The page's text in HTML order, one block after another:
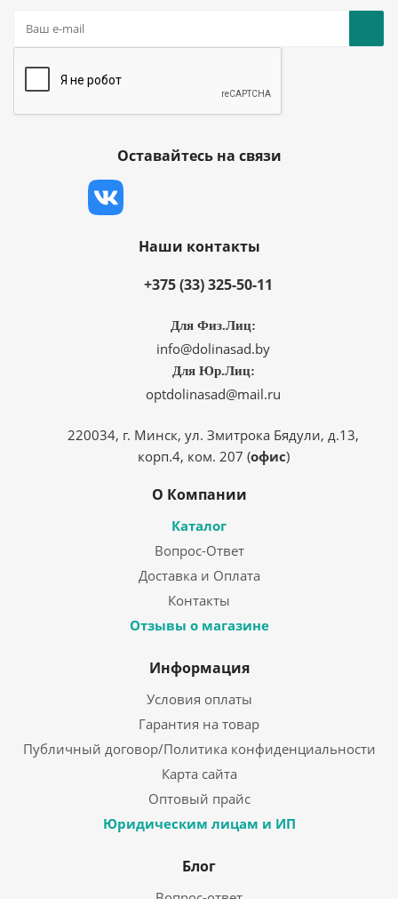
Оставайтесь на связи
Наши контакты
+375 (33) 325-50-11
Для Физ.Лиц:
info@dolinasad.by
Для Юр.Лиц:
optdolinasad@mail.ru
220034, г. Минск, ул. Змитрока Бядули, д.13,
корп.4, ком. 207 (офис)
О Компании
Каталог
Вопрос-Ответ
Доставка и Оплата
Контакты
Отзывы о магазине
Информация
Условия оплаты
Гарантия на товар
Публичный договор/Политика конфиденциальности
Карта сайта
Оптовый прайс
Юридическим лицам и ИП
Блог